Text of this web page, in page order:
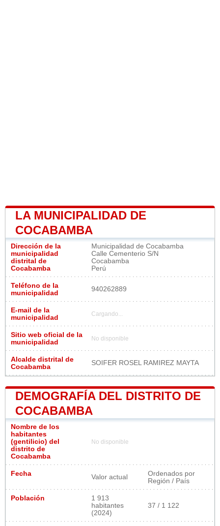
LA MUNICIPALIDAD DE
COCABAMBA
Dirección de la
municipalidad
distrital de
Cocabamba
Municipalidad de Cocabamba
Calle Cementerio S/N
Cocabamba
Perú
Teléfono de la
municipalidad
940262889
E-mail de la
municipalidad
Cargando...
Sitio web oficial de la
municipalidad
No disponible
Alcalde distrital de
Cocabamba
SOIFER ROSEL RAMIREZ MAYTA
DEMOGRAFÍA DEL DISTRITO DE
COCABAMBA
Nombre de los
habitantes
(gentilicio) del
distrito de
Cocabamba
No disponible
Fecha Valor actual
Ordenados por
Región / País
Población
1 913
habitantes
(2024)
37 / 1 122